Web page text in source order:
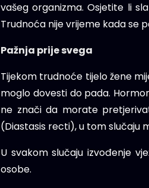
vašeg organizma. Osjetite li
Trudnoća nije vrijeme kada se
Pažnja prije svega
Tijekom trudnoće tijelo žene
moglo dovesti do pada.
ne znači da morate
(Diastasis recti), u tom slučaju
U svakom slučaju izvođenje
osobe.